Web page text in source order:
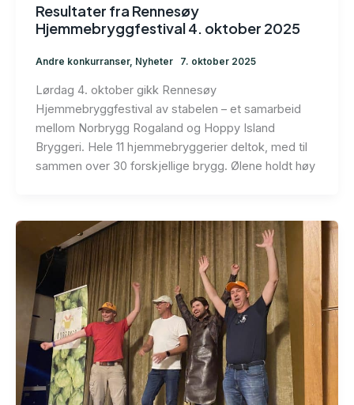
Resultater fra Rennesøy
Hjemmebryggfestival 4. oktober 2025
Andre konkurranser, Nyheter 7. oktober 2025
Lørdag 4. oktober gikk Rennesøy
Hjemmebryggfestival av stabelen – et samarbeid
mellom Norbrygg Rogaland og Hoppy Island
Bryggeri. Hele 11 hjemmebryggerier deltok, med til
sammen over 30 forskjellige brygg. Ølene holdt høy